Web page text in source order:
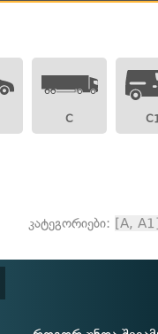
C
კატეგორიები: [A,